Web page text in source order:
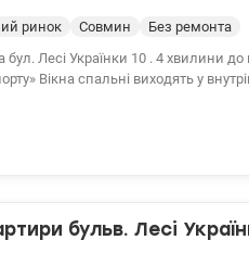
ринок Совмин
Без ремонта
Лесі Українки 10 . 4 хвилини до
Вікна спальні виходять у
бульв. Лесі